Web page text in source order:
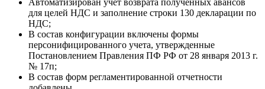
для целей НДС и заполнение строки 130 декларации по
НДС;
В состав конфигурации включены формы
персонифицированного учета, утвержденные
Постановлением Правления ПФ РФ от 28 января 2013 г.
№ 17п;
В состав форм регламентированной отчетности